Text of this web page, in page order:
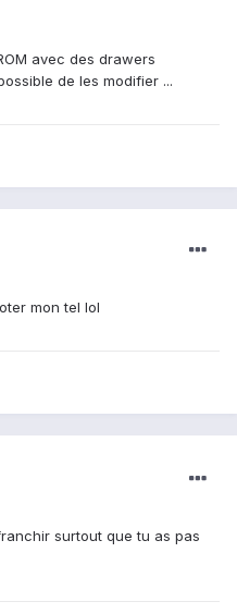
avec des drawers
de les modifier ...
mon tel lol
surtout que tu as pas